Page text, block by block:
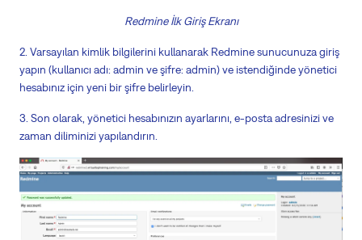
Redmine İlk Giriş Ekranı
2. Varsayılan kimlik bilgilerini kullanarak Redmine sunucunuza giriş
yapın (kullanıcı adı: admin ve şifre: admin) ve istendiğinde yönetici
hesabınız için yeni bir şifre belirleyin.
3. Son olarak, yönetici hesabınızın ayarlarını, e-posta adresinizi ve
zaman diliminizi yapılandırın.